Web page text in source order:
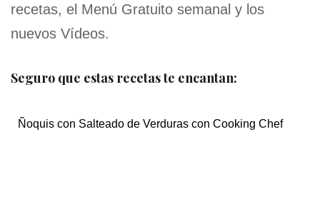
recetas, el Menú Gratuito semanal y los
nuevos Vídeos.
Seguro que estas recetas te encantan:
Ñoquis con Salteado de Verduras con Cooking Chef